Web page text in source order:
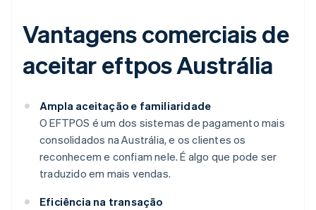
Vantagens comerciais de
aceitar eftpos Austrália
Ampla aceitação e familiaridade
O EFTPOS é um dos sistemas de pagamento mais
consolidados na Austrália, e os clientes os
reconhecem e confiam nele. É algo que pode ser
traduzido em mais vendas.
Eficiência na transação